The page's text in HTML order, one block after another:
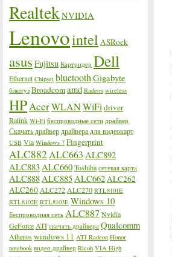
RealtekNVIDIA
Lenovointel ASRock
asus Fujitsu Картридер Dell
Ethernet Chipset bluetooth Gigabyte
блютуз Broadcomamd Radeon wireless
HPAcerWLANWiFi driver
Ralink Wi-Fi беспроводные сети драйвер
Скачать драйвер драйвера для видеокарт
USB Via Windows 7 Fingerprint
ALC882 ALC663 ALC892
ALC883ALC660Toshiba сетевая карта
ALC888ALC885ALC662ALC262
ALC260 ALC272 ALC270 RTL8101E
RTL8102E RTL8103E Windows 10
Беспроводная сеть ALC887 Nvidia
GeForce ATI скачать драйвера Qualcomm
Atheroswindows 11 ATI Radeon Honor
notebook видео драйвер Ricoh VIA High